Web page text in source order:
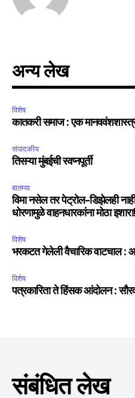
अन्य लेख
विशेष
कातकरी समाज : एक
संपादकीय
तिसऱ्या मुंबईची स्वप्नपूर्ती
बातम्या
विमा नसेल तर पेट्रोल-डिझेलही नाही.
धोरणामुळे वाहनधारकांना मोठा इशारा!
विशेष
भरकटत गेलेली वैचारिक वाटचाल :
विशेष
पत्रकारिता ते हिंसक आंदोलन :
संबंधित लेख